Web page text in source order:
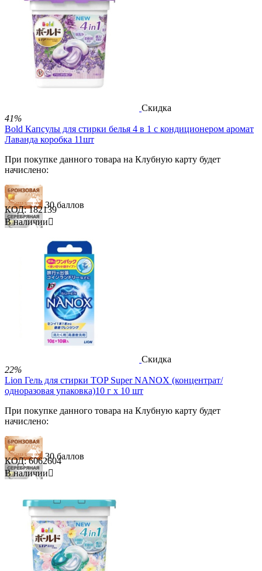
148 баллов
1 200.00 Р 730.00 Р
В корзину
Скидка
41%
Bold Капсулы для стирки белья 4 в 1 с кондиционером аромат
Лаванда коробка 11шт
При покупке данного товара на Клубную карту будет
начислено:
30 баллов
148 баллов
580.00 Р
КОД: 182139
В наличии
Скидка
22%
Lion Гель для стирки TOP Super NANOX (концентрат/
одноразовая упаковка)10 г х 10 шт
При покупке данного товара на Клубную карту будет
начислено:
30 баллов
148 баллов
Р 450.00 Р
В корзину
КОД: 6062604
В наличии